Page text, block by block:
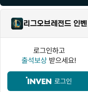
리그오브레전드 인벤
로그인하고
출석보상 받으세요!
로그인